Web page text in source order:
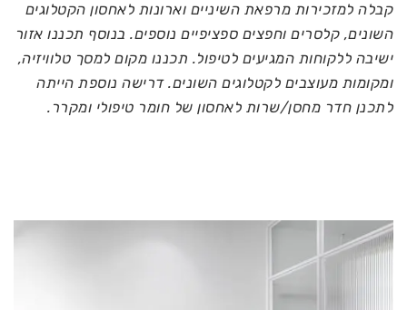
קבלה למזכירות מרפאת השיניים וארונות לאחסון הקטלוגים
השונים, קלסרים וחפצים ספציפיים נוספים. בנוסף תכננו אזור
ישיבה ללקוחות המגיעים לטיפול. תכננו מקום למסך טלוויזיה,
ומקומות מעוצבים לקטלוגים השונים. דרישה נוספת הייתה
לתכנן חדר מחסן/שרות לאחסון של חומר טיפולי ומקרר.